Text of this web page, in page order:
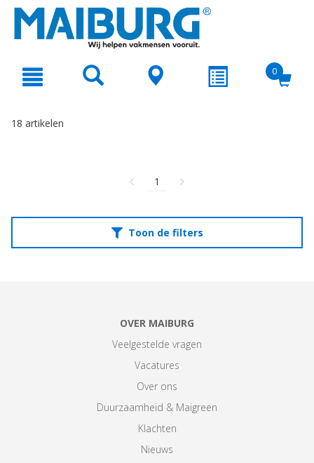
text.skipToNavigation
0
18 artikelen
1
Toon de filters
OVER MAIBURG
Veelgestelde vragen
Vacatures
Over ons
Duurzaamheid & Maigreen
Klachten
Nieuws